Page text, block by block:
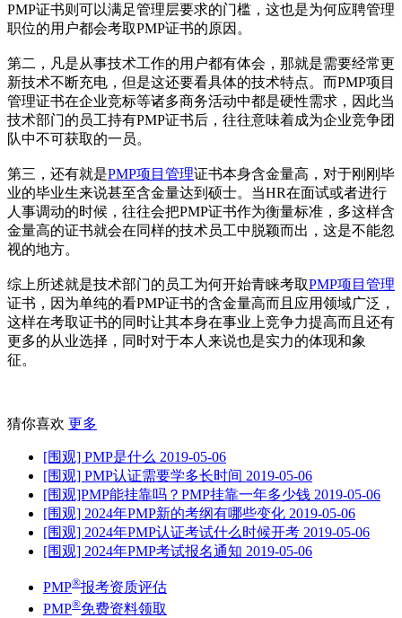
PMP证书则可以满足管理层要求的门槛，这也是为何应聘管理
职位的用户都会考取PMP证书的原因。
第二，凡是从事技术工作的用户都有体会，那就是需要经常更
新技术不断充电，但是这还要看具体的技术特点。而PMP项目
管理证书在企业竞标等诸多商务活动中都是硬性需求，因此当
技术部门的员工持有PMP证书后，往往意味着成为企业竞争团
队中不可获取的一员。
第三，还有就是PMP项目管理证书本身含金量高，对于刚刚毕
业的毕业生来说甚至含金量达到硕士。当HR在面试或者进行
人事调动的时候，往往会把PMP证书作为衡量标准，多这样含
金量高的证书就会在同样的技术员工中脱颖而出，这是不能忽
视的地方。
综上所述就是技术部门的员工为何开始青睐考取PMP项目管理
证书，因为单纯的看PMP证书的含金量高而且应用领域广泛，
这样在考取证书的同时让其本身在事业上竞争力提高而且还有
更多的从业选择，同时对于本人来说也是实力的体现和象
征。
猜你喜欢 更多
[围观] PMP是什么 2019-05-06
[围观] PMP认证需要学多长时间 2019-05-06
[围观]PMP能挂靠吗？PMP挂靠一年多少钱 2019-05-06
[围观] 2024年PMP新的考纲有哪些变化 2019-05-06
[围观] 2024年PMP认证考试什么时候开考 2019-05-06
[围观] 2024年PMP考试报名通知 2019-05-06
PMP®报考资质评估
PMP®免费资料领取